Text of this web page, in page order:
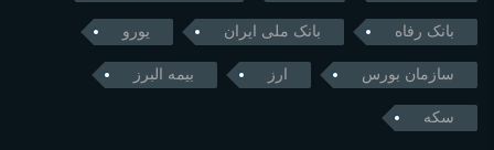
بانک رفاه بانک ملی ایران یورو
سازمان بورس ارز بیمه البرز
سکه